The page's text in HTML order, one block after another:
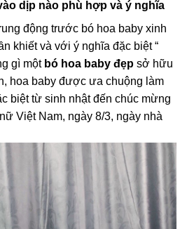
dịp nào phù hợp và ý nghĩa
động trước bó hoa baby xinh
khiết và với ý nghĩa đặc biệt “
gì một bó hoa baby đẹp sở hữu
hoa baby được ưa chuộng làm
biệt từ sinh nhật đến chúc mừng
Việt Nam, ngày 8/3, ngày nhà